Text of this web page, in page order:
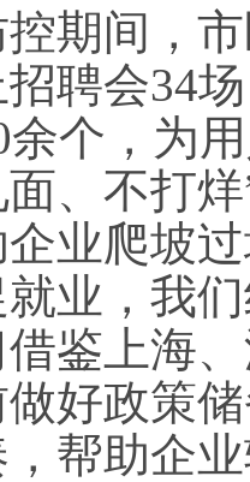
间，市
聘会34
余个，为
、不打
业爬坡
业，我
鉴上海
好政策
帮助企